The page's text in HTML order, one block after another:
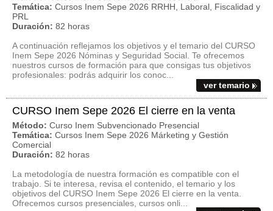
Temática: Cursos Inem Sepe 2026 RRHH, Laboral, Fiscalidad y
PRL
Duración: 82 horas
A continuación reflejamos los objetivos y el temario del CURSO
Inem Sepe 2026 Nóminas y Seguridad Social. Te ofrecemos
nuestros cursos de formación para que consigas tus objetivos
profesionales: podrás adquirir los conoc...
ver temario
CURSO Inem Sepe 2026 El cierre en la venta
Método: Curso Inem Subvencionado Presencial
Temática: Cursos Inem Sepe 2026 Márketing y Gestión
Comercial
Duración: 82 horas
La metodología de nuestra formación es compatible con el
trabajo. Si te interesa, revisa el contenido, el temario y los
objetivos del CURSO Inem Sepe 2026 El cierre en la venta.
Ofrecemos cursos presenciales, cursos onli...